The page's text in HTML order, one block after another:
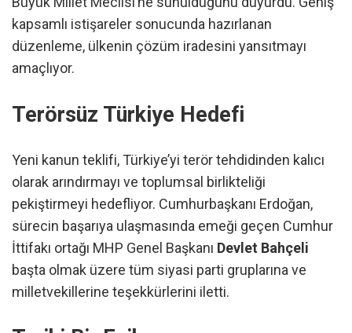
kapsamlı istişareler sonucunda hazırlanan
düzenleme, ülkenin çözüm iradesini yansıtmayı
amaçlıyor.
Terörsüz Türkiye Hedefi
Yeni kanun teklifi, Türkiye’yi terör tehdidinden kalıcı
olarak arındırmayı ve toplumsal birlikteliği
pekiştirmeyi hedefliyor. Cumhurbaşkanı Erdoğan,
sürecin başarıya ulaşmasında emeği geçen Cumhur
İttifakı ortağı MHP Genel Başkanı Devlet Bahçeli
başta olmak üzere tüm siyasi parti gruplarına ve
milletvekillerine teşekkürlerini iletti.